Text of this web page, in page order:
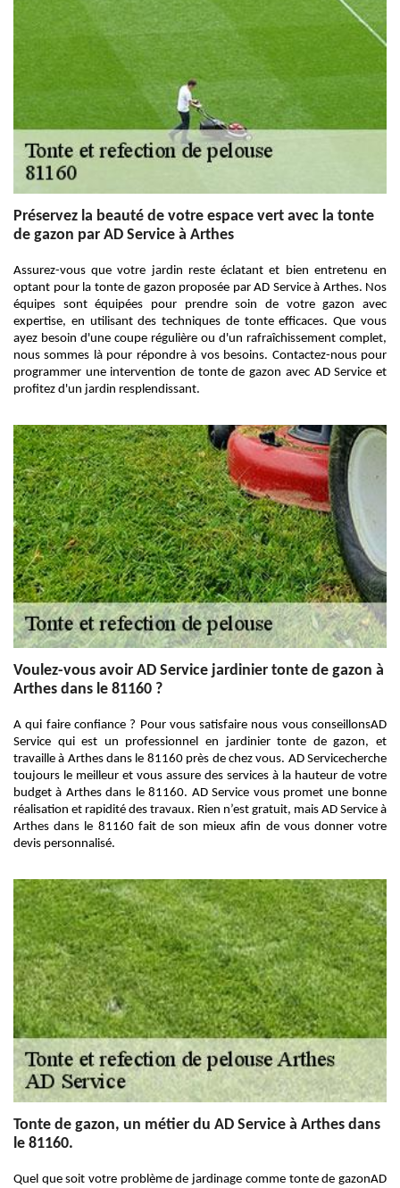
Préservez la beauté de votre espace vert avec la tonte
de gazon par AD Service à Arthes
Assurez-vous que votre jardin reste éclatant et bien entretenu en
optant pour la tonte de gazon proposée par AD Service à Arthes. Nos
équipes sont équipées pour prendre soin de votre gazon avec
expertise, en utilisant des techniques de tonte efficaces. Que vous
ayez besoin d'une coupe régulière ou d'un rafraîchissement complet,
nous sommes là pour répondre à vos besoins. Contactez-nous pour
programmer une intervention de tonte de gazon avec AD Service et
profitez d'un jardin resplendissant.
Voulez-vous avoir AD Service jardinier tonte de gazon à
Arthes dans le 81160 ?
A qui faire confiance ? Pour vous satisfaire nous vous conseillonsAD
Service qui est un professionnel en jardinier tonte de gazon, et
travaille à Arthes dans le 81160 près de chez vous. AD Servicecherche
toujours le meilleur et vous assure des services à la hauteur de votre
budget à Arthes dans le 81160. AD Service vous promet une bonne
réalisation et rapidité des travaux. Rien n’est gratuit, mais AD Service à
Arthes dans le 81160 fait de son mieux afin de vous donner votre
devis personnalisé.
Tonte de gazon, un métier du AD Service à Arthes dans
le 81160.
Quel que soit votre problème de jardinage comme tonte de gazonAD